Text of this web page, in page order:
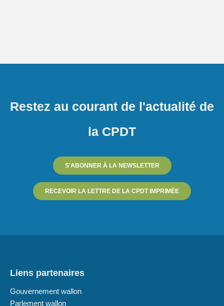
Restez au courant de l'actualité de
la CPDT
S'ABONNER À LA NEWSLETTER
RECEVOIR LA LETTRE DE LA CPDT IMPRIMÉE
Liens partenaires
Gouvernement wallon
Parlement wallon